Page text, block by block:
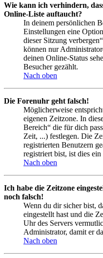
Wie kann ich verhindern,
Online-Liste auftaucht?
In deinem persönlichen
Einstellungen eine
dieser Sitzung
können nur
deinen Online-Status
Besucher gezählt.
Nach oben
Die Forenuhr geht falsch!
Möglicherweise
eigenen Zeitzone. In
Bereich“ die für dich
Zeit, ...) festlegen. Die
registrierten Benutzern
registriert bist, ist dies
Nach oben
Ich habe die Zeitzone
noch falsch!
Wenn du dir sicher bist,
eingestellt hast und die
Uhr des Servers
Administrator, damit er
Nach oben